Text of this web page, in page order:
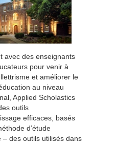
avec des enseignants
pour venir à
et améliorer le
au niveau
Applied Scholastics
outils
efficaces, basés
d’étude
– des outils utilisés dans